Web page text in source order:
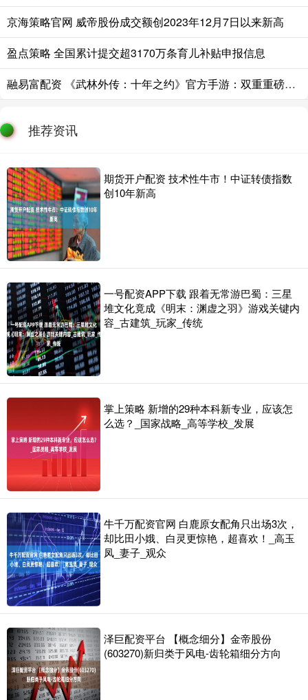
京海策略官网 威帝股份成交额创2023年12月7日以来新高
盈点策略 全国累计提交超3170万条育儿补贴申报信息
融易富配资 《武林外传：十年之约》官方手游：双重重磅！9.11更新焕新，9.13「相思如雪」新区开服，兑换码先到先得！
推荐资讯
期货开户配资 技术性牛市！中证转债指数
创10年新高
一号配资APP下载 跟着无常游巴蜀：三星
堆文化竟成《明末：渊虚之羽》游戏关键内
容_古建筑_玩家_传统
掌上策略 新增的29种本科新专业，应该怎
么选？_国家战略_高等学校_发展
牛千万配资官网 白鹿原女配角只出场3次，
却比田小娥、白灵更惊艳，超喜欢！_高玉
凤_妻子_观众
泽巨配资平台 【概念细分】金帝股份
(603270)新归类于风电-齿轮箱细分方向